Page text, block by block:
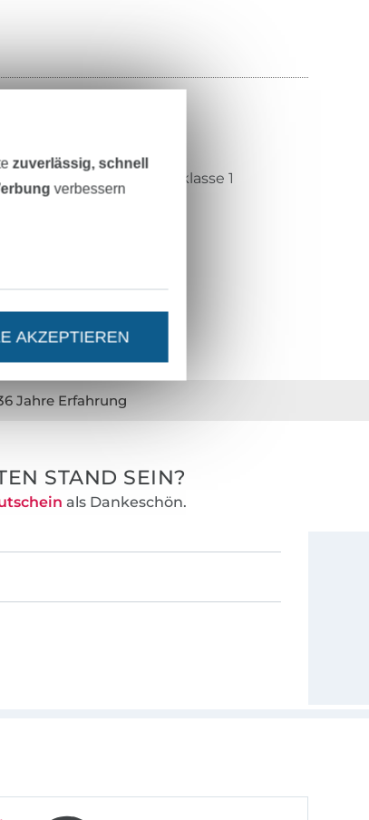
Standard 100 Produktklasse 1
Jahre Erfahrung
STAND SEIN?
als Dankeschön.
zuverlässig, schnell
verbessern
AKZEPTIEREN